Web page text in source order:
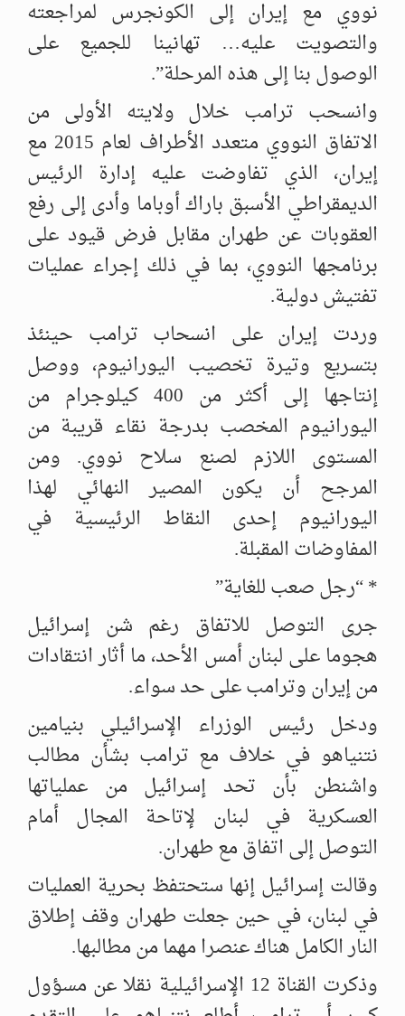
نووي مع إيران إلى الكونجرس لمراجعته
والتصويت عليه… تهانينا للجميع على
الوصول بنا إلى هذه المرحلة”.
وانسحب ترامب خلال ولايته الأولى من
الاتفاق النووي متعدد الأطراف لعام 2015 مع
إيران، الذي تفاوضت عليه إدارة الرئيس
الديمقراطي الأسبق باراك أوباما وأدى إلى رفع
العقوبات عن طهران مقابل فرض قيود على
برنامجها النووي، بما في ذلك إجراء عمليات
تفتيش دولية.
وردت إيران على انسحاب ترامب حينئذ
بتسريع وتيرة تخصيب اليورانيوم، ووصل
إنتاجها إلى أكثر من 400 كيلوجرام من
اليورانيوم المخصب بدرجة نقاء قريبة من
المستوى اللازم لصنع سلاح نووي. ومن
المرجح أن يكون المصير النهائي لهذا
اليورانيوم إحدى النقاط الرئيسية في
المفاوضات المقبلة.
* “رجل صعب للغاية”
جرى التوصل للاتفاق رغم شن إسرائيل
هجوما على لبنان أمس الأحد، ما أثار انتقادات
من إيران وترامب على حد سواء.
ودخل رئيس الوزراء الإسرائيلي بنيامين
نتنياهو في خلاف مع ترامب بشأن مطالب
واشنطن بأن تحد إسرائيل من عملياتها
العسكرية في لبنان لإتاحة المجال أمام
التوصل إلى اتفاق مع طهران.
وقالت إسرائيل إنها ستحتفظ بحرية العمليات
في لبنان، في حين جعلت طهران وقف إطلاق
النار الكامل هناك عنصرا مهما من مطالبها.
وذكرت القناة 12 الإسرائيلية نقلا عن مسؤول